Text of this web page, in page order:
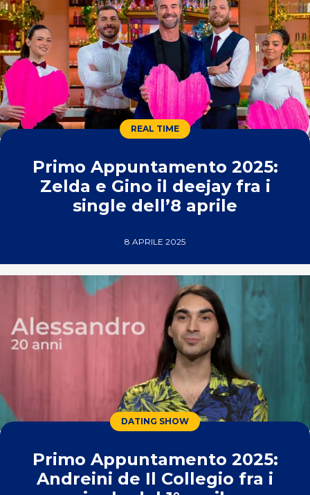
REAL TIME
Primo Appuntamento 2025:
Zelda e Gino il deejay fra i
single dell’8 aprile
8 APRILE 2025
DATING SHOW
Primo Appuntamento 2025:
Andreini de Il Collegio fra i